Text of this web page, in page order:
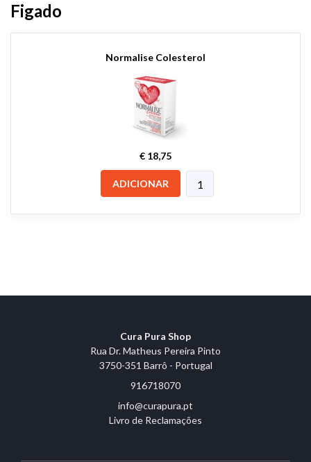
Figado
Normalise Colesterol
€ 18,75
ADICIONAR
Cura Pura Shop
Rua Dr. Matheus Pereira Pinto
3750-351 Barrô - Portugal
916718070
info@curapura.pt
Livro de Reclamações